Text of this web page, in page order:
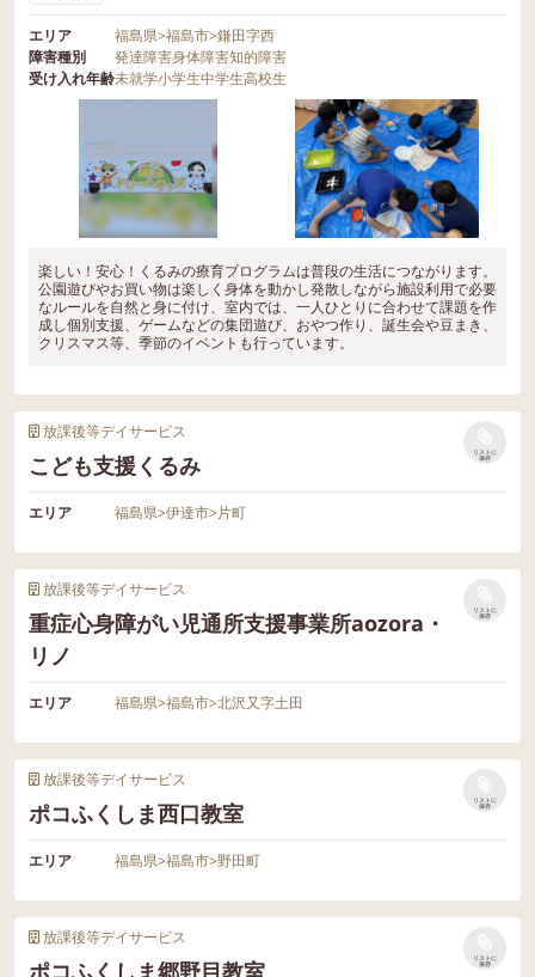
エリア 福島県>福島市>鎌田字西
障害種別
発達障害身体障害知的障害
受け入れ年齢未就学小学生中学生高校生
楽しい！安心！くるみの療育プログラムは普段の生活につながります。
公園遊びやお買い物は楽しく身体を動かし発散しながら施設利用で必要
なルールを自然と身に付け、室内では、一人ひとりに合わせて課題を作
成し個別支援、ゲームなどの集団遊び、おやつ作り、誕生会や豆まき、
クリスマス等、季節のイベントも行っています。
放課後等デイサービス
こども支援くるみ
リストに
保存
エリア 福島県>伊達市>片町
放課後等デイサービス
重症心身障がい児通所支援事業所aozora・
リノ
リストに
保存
エリア 福島県>福島市>北沢又字土田
放課後等デイサービス
ポコふくしま西口教室
リストに
保存
エリア 福島県>福島市>野田町
放課後等デイサービス
リストに
保存